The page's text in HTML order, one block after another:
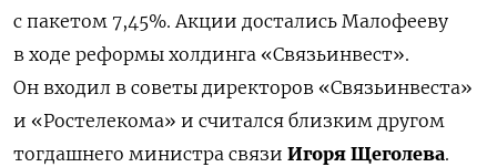
с пакетом 7,45%. Акции достались Малофееву
в ходе реформы холдинга «Связьинвест».
Он входил в советы директоров «Связьинвеста»
и «Ростелекома» и считался близким другом
тогдашнего министра связи Игоря Щеголева.